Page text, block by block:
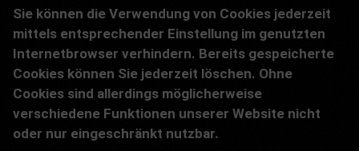
Sie können die Verwendung von Cookies jederzeit
mittels entsprechender Einstellung im genutzten
Internetbrowser verhindern. Bereits gespeicherte
Cookies können Sie jederzeit löschen. Ohne
Cookies sind allerdings möglicherweise
verschiedene Funktionen unserer Website nicht
oder nur eingeschränkt nutzbar.